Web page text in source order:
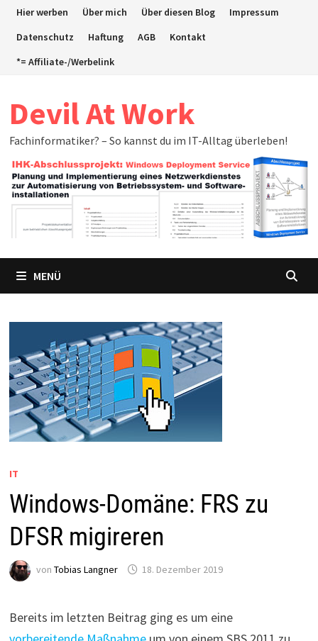
ZumHier werben Über mich Über diesen Blog
Impressum
Datenschutz
Haftung AGB
Kontakt
*= Affiliate-/Werbelink
Devil At Work
Fachinformatiker? – So kannst du im IT-Alltag überleben!
MENÜ
IT
Windows-Domäne: FRS zu
DFSR migireren
von Tobias Langner 18. Dezember 2019
Bereits im letzten Beitrag ging es um eine